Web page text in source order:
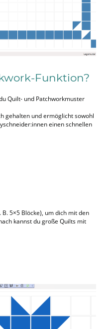
Funktion?
Quilt- und Patchworkmuster
gehalten und ermöglicht sowohl
einen schnellen
5×5 Blöcke), um dich mit den
kannst du große Quilts mit